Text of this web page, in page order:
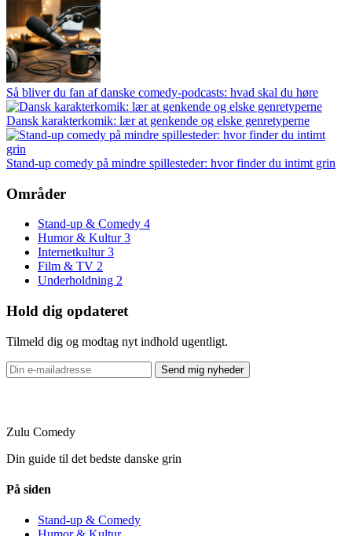
Så bliver du fan af danske comedy-podcasts: hvad skal du høre
Dansk karakterkomik: lær at genkende og elske genretyperne
Stand-up comedy på mindre spillesteder: hvor finder du intimt grin
Områder
Stand-up & Comedy 4
Humor & Kultur3
Internetkultur3
Film & TV 2
Underholdning 2
Hold dig opdateret
Tilmeld dig og modtag nyt indhold ugentligt.
Send mig nyheder
Zulu Comedy
Din guide til det bedste danske grin
På siden
Stand-up & Comedy